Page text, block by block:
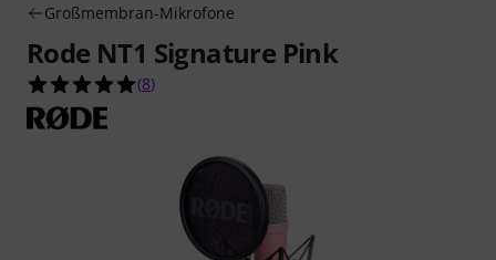
Großmembran-Mikrofone
Rode NT1 Signature Pink
5.0 von 5 Sternen aus 8 Kundenbewertungen
(8)